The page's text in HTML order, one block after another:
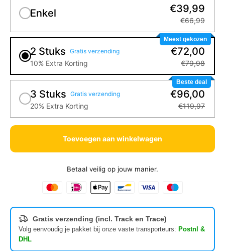
Enkel €39,99
€66,99
Meest gekozen
2 Stuks Gratis verzending
10% Extra Korting
€72,00
€79,98
Beste deal
3 Stuks Gratis verzending
20% Extra Korting
€96,00
€119,97
Toevoegen aan winkelwagen
Betaal veilig op jouw manier.
Gratis verzending (incl. Track en Trace)
Volg eenvoudig je pakket bij onze vaste transporteurs: Postnl &
DHL